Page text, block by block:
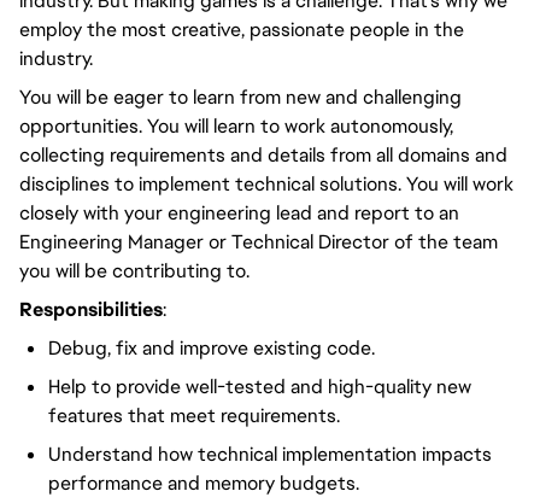
employ the most creative, passionate people in the
industry.
You will be eager to learn from new and challenging
opportunities. You will learn to work autonomously,
collecting requirements and details from all domains and
disciplines to implement technical solutions. You will work
closely with your engineering lead and report to an
Engineering Manager or Technical Director of the team
you will be contributing to.
Responsibilities:
Debug, fix and improve existing code.
Help to provide well-tested and high-quality new
features that meet requirements.
Understand how technical implementation impacts
performance and memory budgets.